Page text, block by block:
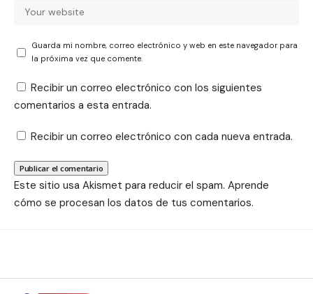
Guarda mi nombre, correo electrónico y web en este navegador para
la próxima vez que comente.
Recibir un correo electrónico con los siguientes
comentarios a esta entrada.
Recibir un correo electrónico con cada nueva entrada.
Este sitio usa Akismet para reducir el spam. Aprende
cómo se procesan los datos de tus comentarios.